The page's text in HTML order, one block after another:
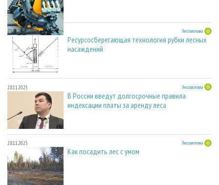
23.03.2026 Лесозаготовка
Ресурсосберегающая технология рубки лесных
насаждений
28.11.2025 Лесозаготовка
В России введут долгосрочные правила
индексации платы за аренду леса
28.11.2025 Лесозаготовка
Как посадить лес с умом